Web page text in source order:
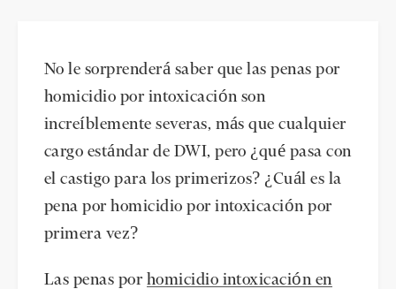
No le sorprenderá saber que las penas por
homicidio por intoxicación son
increíblemente severas, más que cualquier
cargo estándar de DWI, pero ¿qué pasa con
el castigo para los primerizos? ¿Cuál es la
pena por homicidio por intoxicación por
primera vez?
Las penas por homicidio intoxicación en